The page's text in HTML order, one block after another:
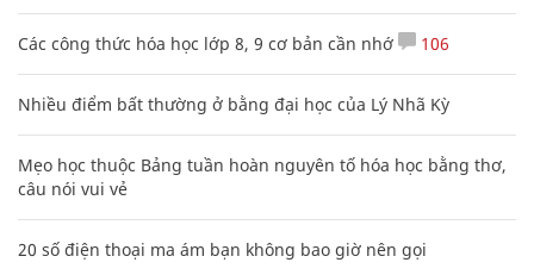
Các công thức hóa học lớp 8, 9 cơ bản cần nhớ 106
Nhiều điểm bất thường ở bằng đại học của Lý Nhã Kỳ
Mẹo học thuộc Bảng tuần hoàn nguyên tố hóa học bằng thơ,
câu nói vui vẻ
20 số điện thoại ma ám bạn không bao giờ nên gọi